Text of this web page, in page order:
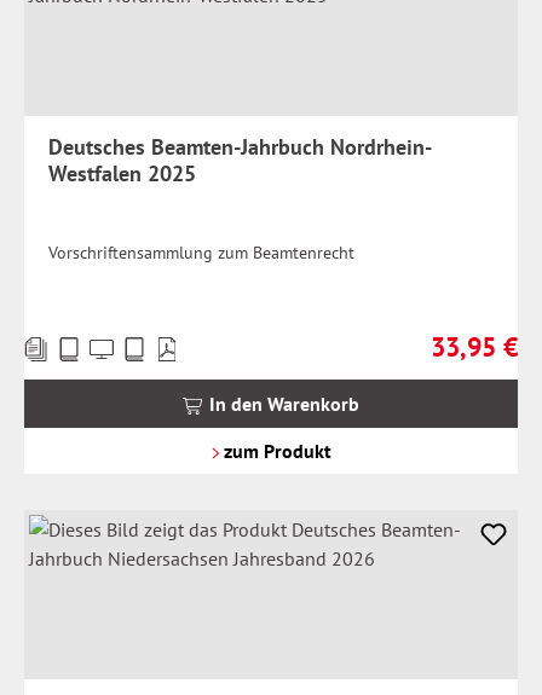
Deutsches Beamten-Jahrbuch Nordrhein-
Westfalen 2025
Vorschriftensammlung zum Beamtenrecht
Regulärer
33,95 €
Preise
inkl.
In den Warenkorb
zum Produkt